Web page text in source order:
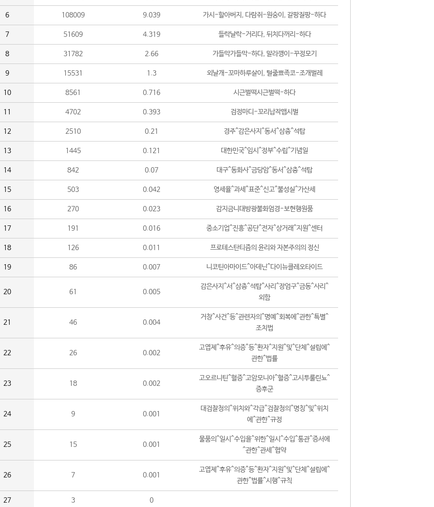
6 108009 9.039 가시-할아버지, 다람쥐-원숭이, 갈팡질팡-하다
7 51609 4.319 들락날락-거리다, 뒤치다꺼리-하다
8 31782 2.66 가들막가들막-하다, 말라깽이-꾸정모기
9 15531 1.3 외날개-꼬마하루살이, 털줄뾰족코-조개벌레
10 8561 0.716 시근벌떡시근벌떡-하다
11 4702 0.393 검정마디-꼬리납작맵시벌
12 2510 0.21 경주^감은사지^동서^삼층^석탑
13 1445 0.121 대한민국^임시^정부^수립^기념일
14 842 0.07 대구^동화사^금당암^동서^삼층^석탑
15 503 0.042 영세율^과세^표준^신고^불성실^가산세
16 270 0.023 감지금니대방광불화엄경-보현행원품
17 191 0.016 중소기업^진흥^공단^전자^상거래^지원^센터
18 126 0.011 프로테스탄티즘의 윤리와 자본주의의 정신
19 86 0.007 니코틴아마이드^아데닌^다이뉴클레오타이드
20 61 0.005
감은사지^서^삼층^석탑^사리^장엄구^금동^사리^
외함
21 46 0.004
거창^사건^등^관련자의^명예^회복에^관한^특별^
조치법
22 26 0.002
고엽제^후유^의증^등^환자^지원^및^단체^설립에^
관한^법률
23 18 0.002
고오르니틴^혈증^고암모니아^혈증^고시투룰린뇨^
증후군
24 9 0.001
대검찰청의^위치와^각급^검찰청의^명칭^및^위치
에^관한^규정
25 15 0.001
물품의^일시^수입을^위한^일시^수입^통관^증서에
^관한^관세^협약
26 7 0.001
고엽제^후유^의증^등^환자^지원^및^단체^설립에^
관한^법률^시행^규칙
27 3 0